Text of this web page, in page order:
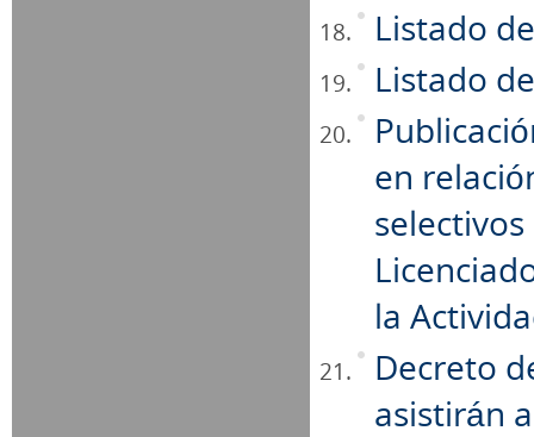
Listado
Listado
en
la
Decreto
asistirán